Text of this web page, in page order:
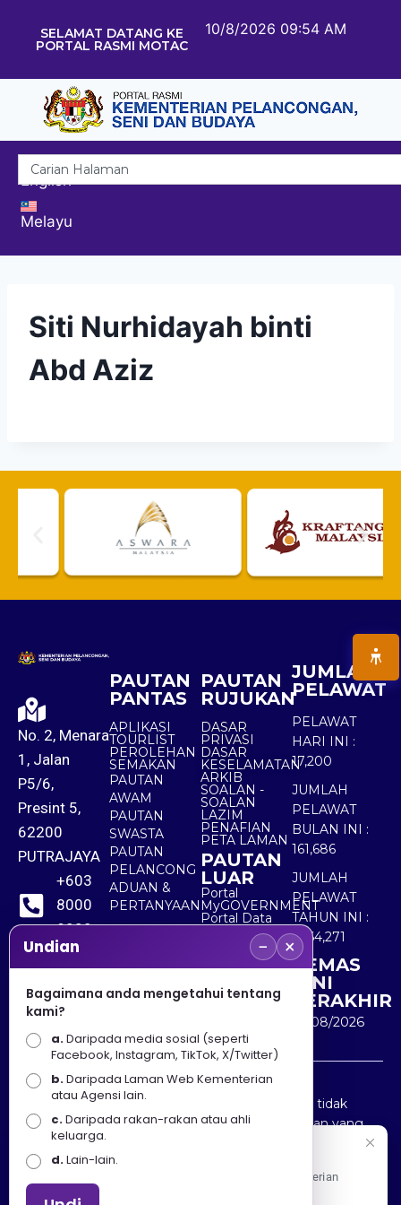
SELAMAT DATANG KE
PORTAL RASMI MOTAC
10/8/2026 09:54 AM
English
Melayu
Siti Nurhidayah binti
Abd Aziz
No. 2, Menara
1, Jalan
P5/6,
Presint 5,
62200
PUTRAJAYA
+603
8000
8000
+603
8891
7100
PAUTAN
PANTAS
APLIKASI
TOURLIST
PEROLEHAN
SEMAKAN
PAUTAN
AWAM
PAUTAN
SWASTA
PAUTAN
PELANCONG
ADUAN &
PERTANYAAN
PAUTAN
RUJUKAN
DASAR
PRIVASI
DASAR
KESELAMATAN
ARKIB
SOALAN -
SOALAN
LAZIM
PENAFIAN
PETA LAMAN
PAUTAN
LUAR
Portal
MyGOVERNMENT
Portal Data
Terbuka
Sektor Awam
JUMLAH
PELAWAT
PELAWAT
HARI INI :
17,200
JUMLAH
PELAWAT
BULAN INI :
161,686
JUMLAH
PELAWAT
TAHUN INI :
5,564,271
KEMAS
KINI
TERAKHIR
10/08/2026
Penafian : Kerajaan Malaysia dan Kementerian
Pelancongan Seni dan Budaya (MOTAC) adalah tidak
bertanggungjawab atas kehilangan atau kerugian yang
disebabkan oleh penggunaan mana-mana maklumat
yang diperolehi dari portal ini.
Undian − ×
Bagaimana anda mengetahui tentang
kami?
a.Daripada media sosial (seperti
Facebook, Instagram, TikTok, X/Twitter)
b.Daripada Laman Web Kementerian
atau Agensi lain.
c.Daripada rakan-rakan atau ahli
keluarga.
d.Lain-lain.
Apa Khabar! Selamat datang ke Portal Rasmi Kementerian
Pelancongan, Seni dan Budaya